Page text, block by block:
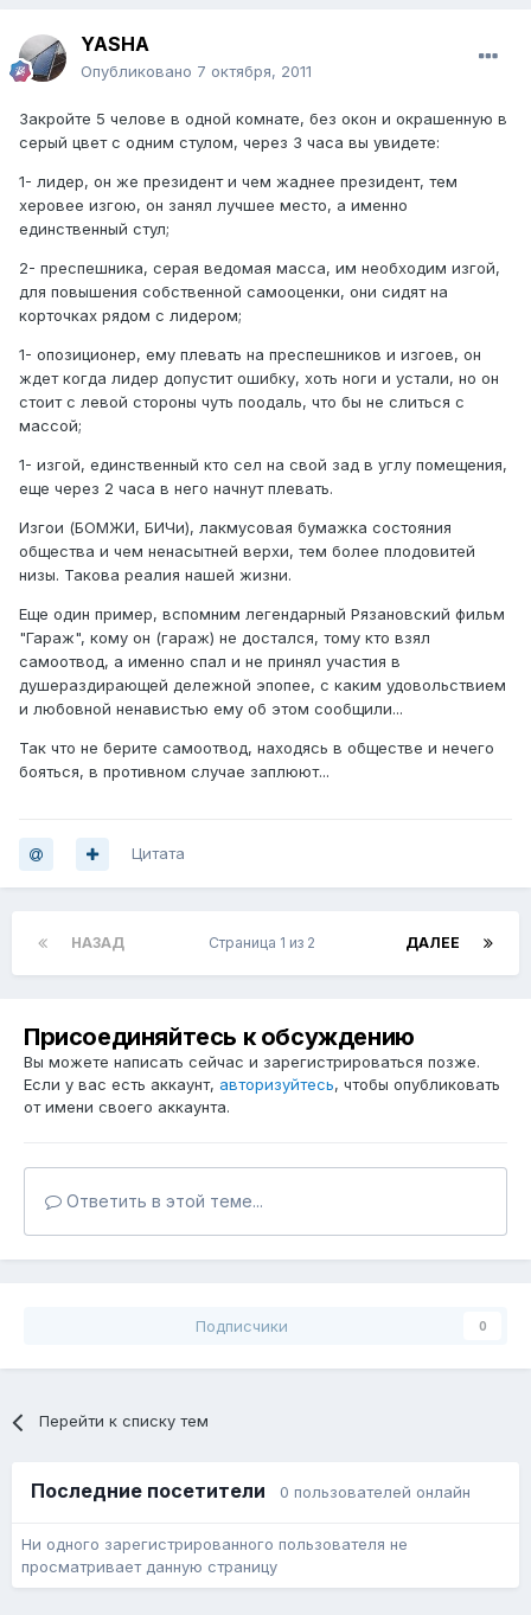
YASHA
Опубликовано 7 октября, 2011
Закройте 5 челове в одной комнате, без окон и окрашенную в
серый цвет с одним стулом, через 3 часа вы увидете:
1- лидер, он же президент и чем жаднее президент, тем
херовее изгою, он занял лучшее место, а именно
единственный стул;
2- преспешника, серая ведомая масса, им необходим изгой,
для повышения собственной самооценки, они сидят на
корточках рядом с лидером;
1- опозиционер, ему плевать на преспешников и изгоев, он
ждет когда лидер допустит ошибку, хоть ноги и устали, но он
стоит с левой стороны чуть поодаль, что бы не слиться с
массой;
1- изгой, единственный кто сел на свой зад в углу помещения,
еще через 2 часа в него начнут плевать.
Изгои (БОМЖИ, БИЧи), лакмусовая бумажка состояния
общества и чем ненасытней верхи, тем более плодовитей
низы. Такова реалия нашей жизни.
Еще один пример, вспомним легендарный Рязановский фильм
"Гараж", кому он (гараж) не достался, тому кто взял
самоотвод, а именно спал и не принял участия в
душераздирающей дележной эпопее, с каким удовольствием
и любовной ненавистью ему об этом сообщили...
Так что не берите самоотвод, находясь в обществе и нечего
бояться, в противном случае заплюют...
Цитата
НАЗАД ДАЛЕЕ
Страница 1 из 2
Присоединяйтесь к обсуждению
Вы можете написать сейчас и зарегистрироваться позже.
Если у вас есть аккаунт, авторизуйтесь, чтобы опубликовать
от имени своего аккаунта.
Ответить в этой теме...
Подписчики 0
Перейти к списку тем
Последние посетители 0 пользователей онлайн
Ни одного зарегистрированного пользователя не
просматривает данную страницу